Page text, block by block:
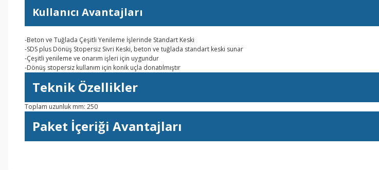
Kullanıcı Avantajları
-Beton ve Tuğlada Çeşitli Yenileme İşlerinde Standart Keski
-SDS plus Dönüş Stopersiz Sivri Keski, beton ve tuğlada standart keski sunar
-Çeşitli yenileme ve onarım işleri için uygundur
-Dönüş stopersiz kullanım için konik uçla donatılmıştır
Teknik Özellikler
Toplam uzunluk mm: 250
Paket İçeriği Avantajları